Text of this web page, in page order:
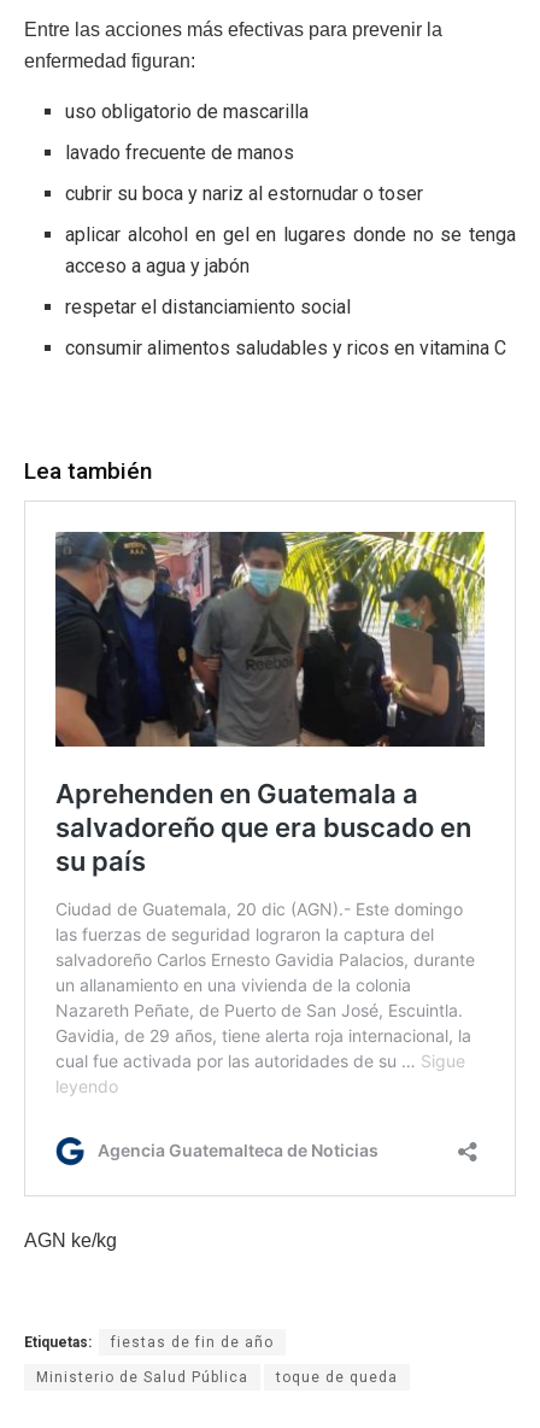
Entre las acciones más efectivas para prevenir la
enfermedad figuran:
uso obligatorio de mascarilla
lavado frecuente de manos
cubrir su boca y nariz al estornudar o toser
aplicar alcohol en gel en lugares donde no se tenga
acceso a agua y jabón
respetar el distanciamiento social
consumir alimentos saludables y ricos en vitamina C
Lea también
AGN ke/kg
Etiquetas: fiestas de fin de año
Ministerio de Salud Pública toque de queda